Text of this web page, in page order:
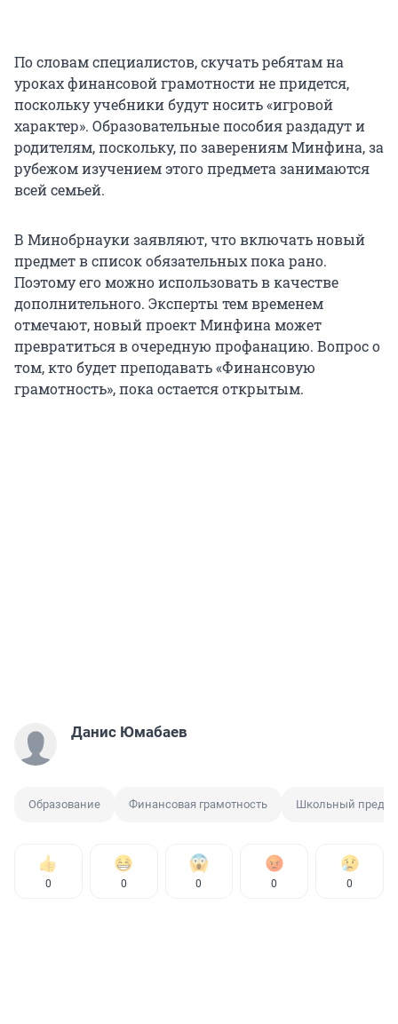
По словам специалистов, скучать ребятам на
уроках финансовой грамотности не придется,
поскольку учебники будут носить «игровой
характер». Образовательные пособия раздадут и
родителям, поскольку, по заверениям Минфина, за
рубежом изучением этого предмета занимаются
всей семьей.
В Минобрнауки заявляют, что включать новый
предмет в список обязательных пока рано.
Поэтому его можно использовать в качестве
дополнительного. Эксперты тем временем
отмечают, новый проект Минфина может
превратиться в очередную профанацию. Вопрос о
том, кто будет преподавать «Финансовую
грамотность», пока остается открытым.
Данис Юмабаев
Образование Финансовая грамотность Школьный
0 0 0 0 0